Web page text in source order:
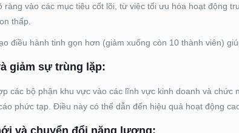
ràng vào các mục tiêu cốt lõi, từ việc tối ưu hóa hoạt động
thấp.
điều hành tinh gọn hơn (giảm xuống còn 10 thành viên)
giảm sự trùng lặp:
các bộ phận khu vực vào các lĩnh vực kinh doanh và
phức tạp. Điều này có thể dẫn đến hiệu quả hoạt động
và chuyển đổi năng lượng: